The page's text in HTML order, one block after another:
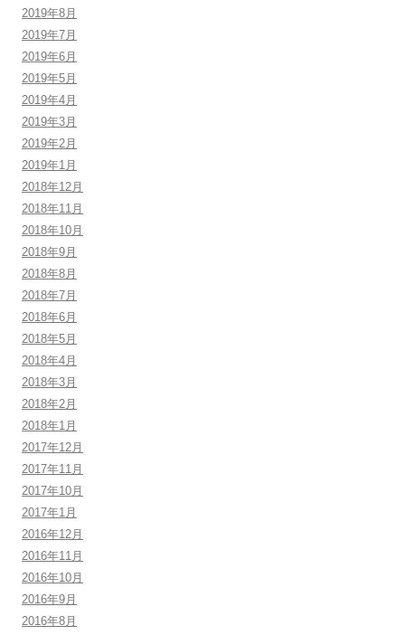
2019年8月
2019年7月
2019年6月
2019年5月
2019年4月
2019年3月
2019年2月
2019年1月
2018年12月
2018年11月
2018年10月
2018年9月
2018年8月
2018年7月
2018年6月
2018年5月
2018年4月
2018年3月
2018年2月
2018年1月
2017年12月
2017年11月
2017年10月
2017年1月
2016年12月
2016年11月
2016年10月
2016年9月
2016年8月